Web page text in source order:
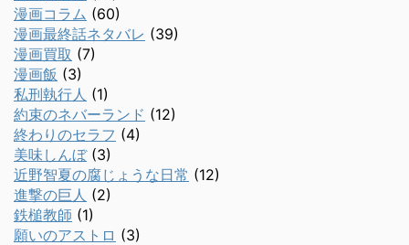
漫画コラム (60)
漫画最終話ネタバレ (39)
漫画買取 (7)
漫画飯 (3)
私刑執行人 (1)
約束のネバーランド (12)
終わりのセラフ (4)
美味しんぼ(3)
近野智夏の腐じょうな日常 (12)
進撃の巨人 (2)
鉄槌教師 (1)
願いのアストロ (3)